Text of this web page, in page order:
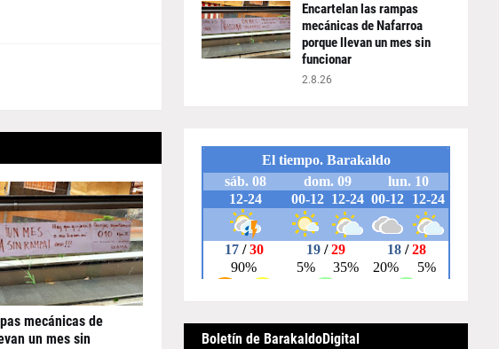
mecánicas de
un mes sin
Encartelan las rampas
mecánicas de Nafarroa
porque llevan un mes sin
funcionar
2.8.26
Boletín de BarakaldoDigital